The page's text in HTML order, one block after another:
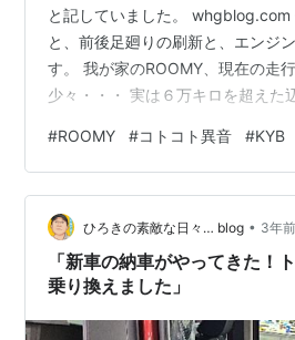
と記していました。 whgblog.com
と、前後足廻りの刷新と、エンジ
す。 我が家のROOMY、現在の走
少々・・・ 実は６万キロを超えた
フロントの足元左側から聞こえる
も聞こえることがある。足廻りの
間接的な打刻音が出ているような
コトコト音で調べると、良くヒッ
クですが、コレは既に交換をして
でした。 では、原因はなにか？…
#ROOMY #コトコト異音 #KYB
ひろきの素敵な日々… blog • 3年前
「新車の納車がやってきた！
乗り換えました」